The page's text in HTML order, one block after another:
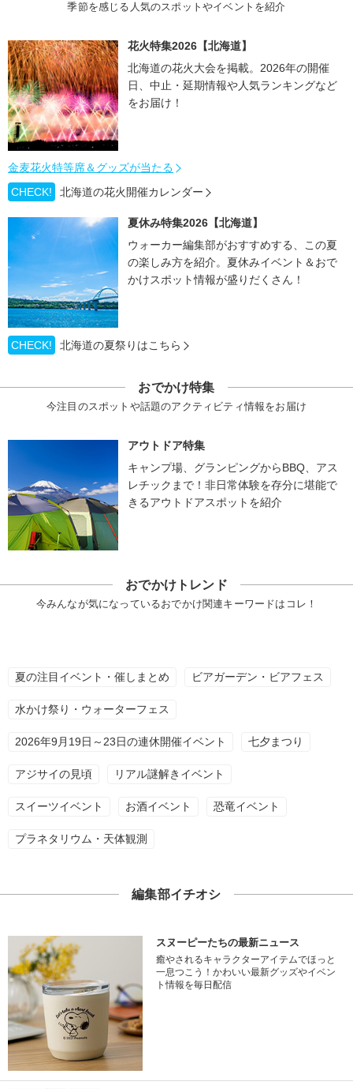
季節を感じる人気のスポットやイベントを紹介
花火特集2026【北海道】
北海道の花火大会を掲載。2026年の開催
日、中止・延期情報や人気ランキングなど
をお届け！
金麦花火特等席＆グッズが当たる
CHECK!
北海道の花火開催カレンダー
夏休み特集2026【北海道】
ウォーカー編集部がおすすめする、この夏
の楽しみ方を紹介。夏休みイベント＆おで
かけスポット情報が盛りだくさん！
CHECK! 北海道の夏祭りはこちら
おでかけ特集
今注目のスポットや話題のアクティビティ情報をお届け
アウトドア特集
キャンプ場、グランピングからBBQ、アス
レチックまで！非日常体験を存分に堪能で
きるアウトドアスポットを紹介
おでかけトレンド
今みんなが気になっているおでかけ関連キーワードはコレ！
夏の注目イベント・催しまとめ ビアガーデン・ビアフェス
水かけ祭り・ウォーターフェス
2026年9月19日～23日の連休開催イベント 七夕まつり
アジサイの見頃 リアル謎解きイベント
スイーツイベント お酒イベント 恐竜イベント
プラネタリウム・天体観測
編集部イチオシ
スヌーピーたちの最新ニュース
癒やされるキャラクターアイテムでほっと
一息つこう！かわいい最新グッズやイベン
ト情報を毎日配信